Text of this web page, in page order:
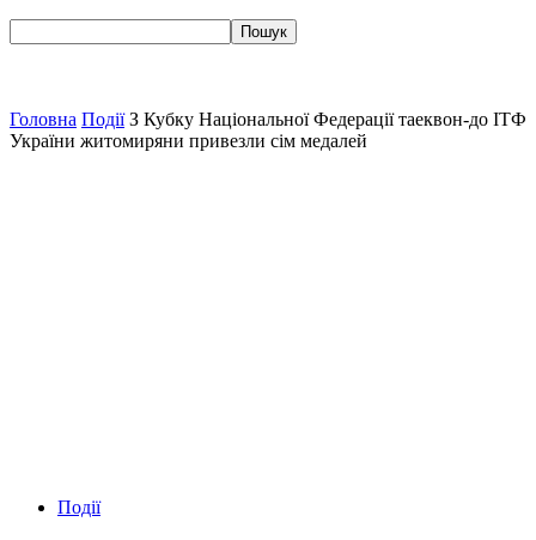
Головна Події З Кубку Національної Федерації таеквон-до ІТФ
України житомиряни привезли сім медалей
Події